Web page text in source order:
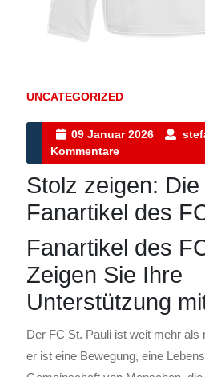
UNCATEGORIZED
Kategorie
09 Januar 2026
09
2026
Kommentare
Stolz zeigen:
Fanartikel des
Fanartikel des
Zeigen Sie Ihre
Unterstützung
Der FC St. Pauli ist weit mehr als
er ist eine Bewegung, eine